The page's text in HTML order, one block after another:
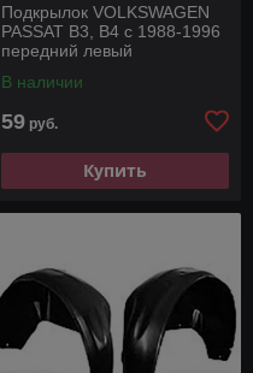
Подкрылок VOLKSWAGEN
PASSAT B3, B4 с 1988-1996
передний левый
В наличии
59 руб.
Купить